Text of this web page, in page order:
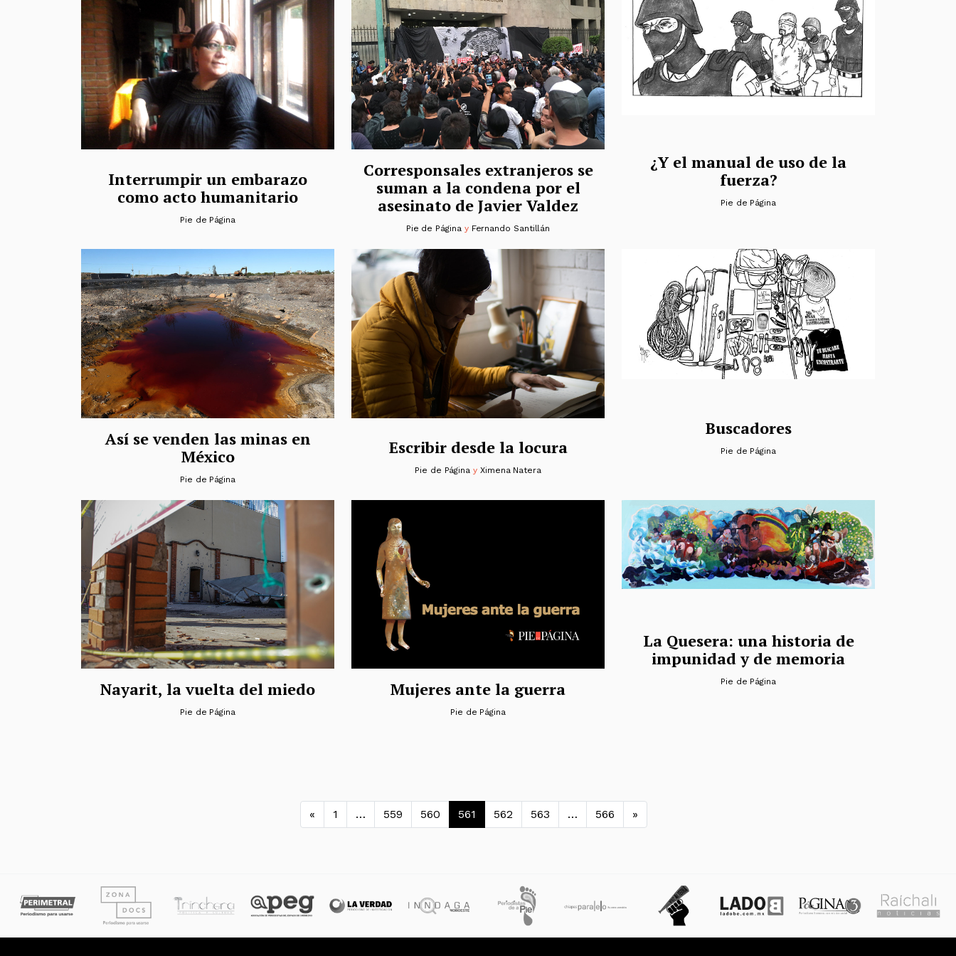
Interrumpir un embarazo
como acto humanitario
Pie de Página
Corresponsales extranjeros se
suman a la condena por el
asesinato de Javier Valdez
Pie de Páginay Fernando Santillán
¿Y el manual de uso de la
fuerza?
Pie de Página
Así se venden las minas en
México
Pie de Página
Escribir desde la locura
Pie de Página y Ximena Natera
Buscadores
Pie de Página
Nayarit, la vuelta del miedo
Pie de Página
Mujeres ante la guerra
Pie de Página
La Quesera: una historia de
impunidad y de memoria
Pie de Página
Navegación de entradas
« 1 … 559 560 561 562 563 … 566 »